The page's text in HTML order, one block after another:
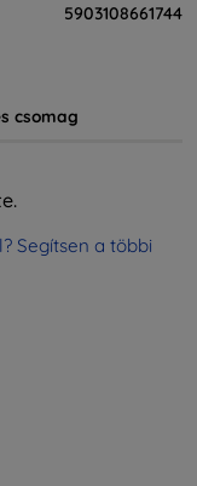
5903108661744
csomag
Segítsen a többi